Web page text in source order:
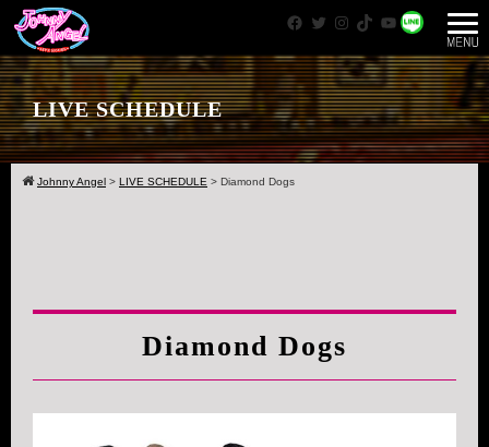
Facebook
Twitter
Instagram
TikTok
YouTube
WhatsApp
LIVE SCHEDULE
Johnny Angel > LIVE SCHEDULE > Diamond Dogs
Diamond Dogs